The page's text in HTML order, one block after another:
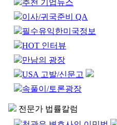
추천 기업뉴스
이사/귀국준비 QA
필수유익한미국정보
HOT 인터뷰
만남의 광장
USA 고발/신문고
속풀이/토론광장
전문가 법률칼럼